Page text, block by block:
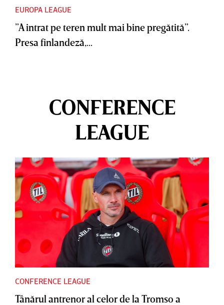
EUROPA LEAGUE
”A intrat pe teren mult mai bine pregătită”.
Presa finlandeză,...
CONFERENCE
LEAGUE
CONFERENCE LEAGUE
Tânărul antrenor al celor de la Tromso a